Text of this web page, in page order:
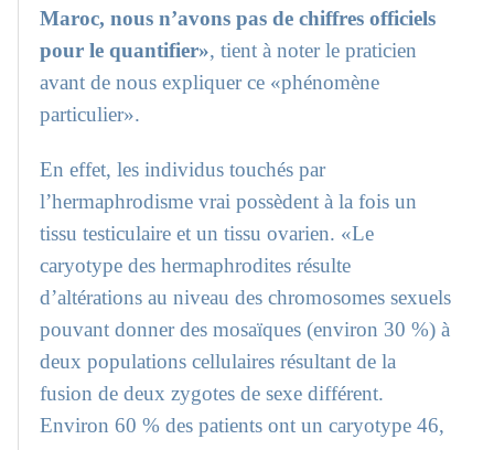
Maroc, nous n’avons pas de chiffres officiels
pour le quantifier», tient à noter le praticien
avant de nous expliquer ce «phénomène
particulier».
En effet, les individus touchés par
l’hermaphrodisme vrai possèdent à la fois un
tissu testiculaire et un tissu ovarien. «Le
caryotype des hermaphrodites résulte
d’altérations au niveau des chromosomes sexuels
pouvant donner des mosaïques (environ 30 %) à
deux populations cellulaires résultant de la
fusion de deux zygotes de sexe différent.
Environ 60 % des patients ont un caryotype 46,